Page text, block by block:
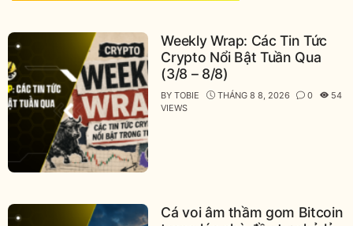
Weekly Wrap: Các Tin Tức
Crypto Nổi Bật Tuần Qua
(3/8 – 8/8)
BYTOBIE THÁNG 8 8, 2026 0
54
VIEWS
Cá voi âm thầm gom Bitcoin